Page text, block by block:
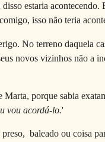
estaria acontecendo.
comigo, isso não teria
No terreno daquela
novos vizinhos não a
Marta, porque sabia
vou acordá-lo.'
baleado ou coisa